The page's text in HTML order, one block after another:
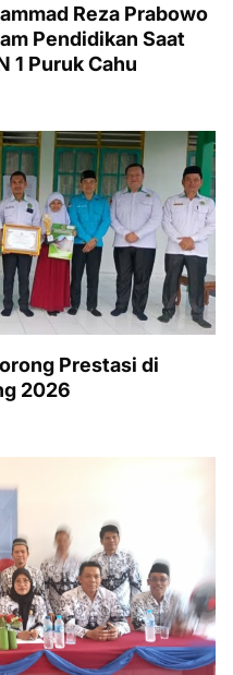
Reza Prabowo
Pendidikan Saat
1 Puruk Cahu
Prestasi di
2026